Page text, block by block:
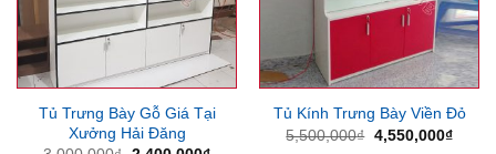
Tủ Trưng Bày Gỗ Giá Tại
Xưởng Hải Đăng
Tủ Kính Trưng Bày Viền Đỏ
5,500,000₫ Giá
4,550,000₫Giá